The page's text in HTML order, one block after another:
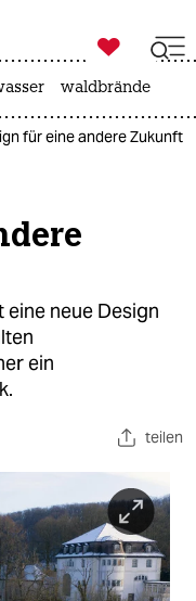

taz zahl ich
waldbrände
für eine andere Zukunft
neue Design
ein
teilen